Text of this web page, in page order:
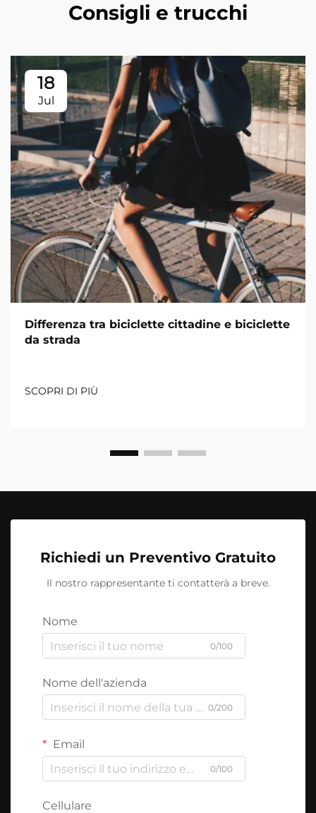
Consigli e trucchi
18
Jul
Differenza tra biciclette cittadine e biciclette
da strada
SCOPRI DI PIÙ
Richiedi un Preventivo Gratuito
Il nostro rappresentante ti contatterà a breve.
Nome
0/100
Nome dell'azienda
0/200
Email
0/100
Cellulare